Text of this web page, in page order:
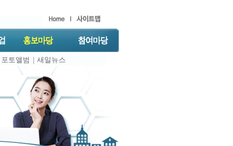
포토앨범 새일뉴스